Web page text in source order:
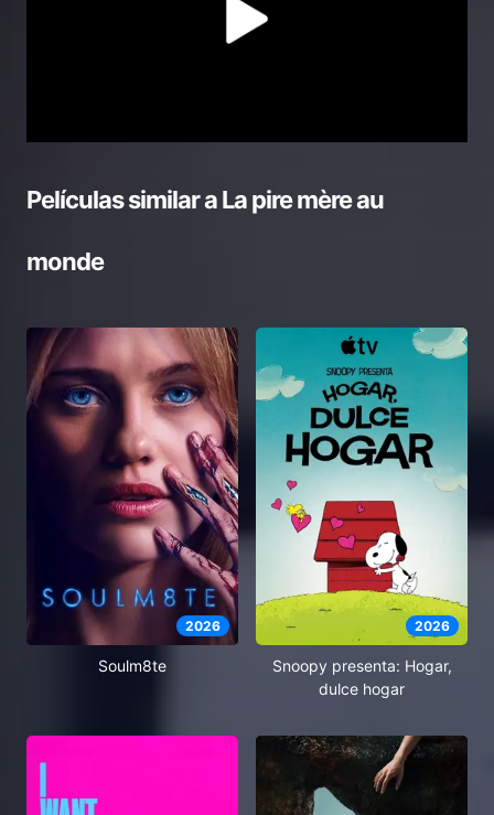
Películas similar aLa pire mère au
monde
2026
Soulm8te
2026
Snoopy presenta: Hogar,
dulce hogar